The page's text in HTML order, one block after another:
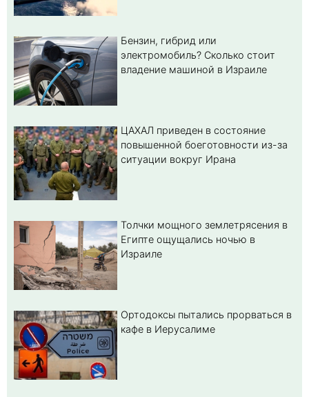
Бензин, гибрид или
электромобиль? Cколько стоит
владение машиной в Израиле
ЦАХАЛ приведен в состояние
повышенной боеготовности из-за
ситуации вокруг Ирана
Толчки мощного землетрясения в
Египте ощущались ночью в
Израиле
Ортодоксы пытались прорваться в
кафе в Иерусалиме